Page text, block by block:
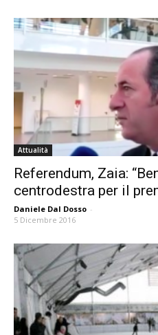
Attualità
Referendum, Zaia:
centrodestra per il
Daniele Dal Dosso -
5 Dicembre 2016